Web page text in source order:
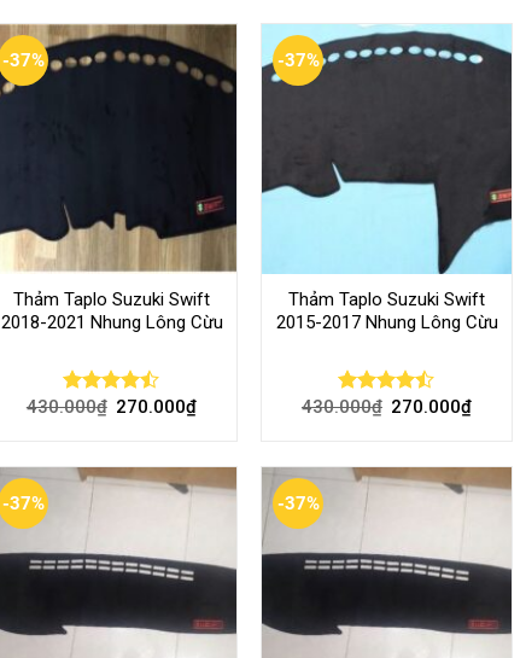
-37%
Thảm Taplo Suzuki Swift
2018-2021 Nhung Lông Cừu
Rated
430.000₫ 270.000₫
-37%
Thảm Taplo Suzuki Swift
2015-2017 Nhung Lông Cừu
Rated
430.000₫ 270.000₫
-37% -37%